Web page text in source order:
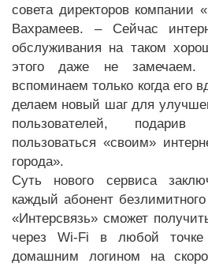
совета директоров компании
Вахрамеев. – Сейчас
обслуживания на таком
этого даже не
вспоминаем только когда его
делаем новый шаг для
пользователей,
пользоваться «своим»
города».
Суть нового сервиса
каждый абонент
«Интерсвязь» сможет
через Wi-Fi в любой точке
домашним логином на